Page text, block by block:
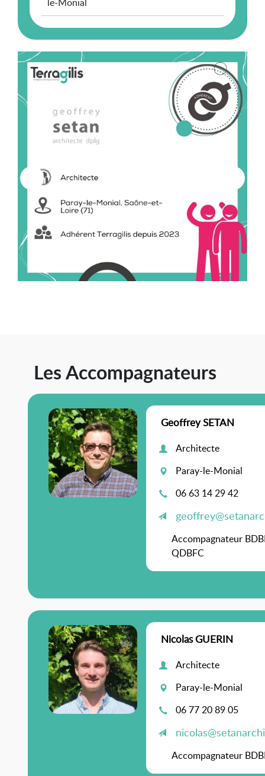
le-Monial
Les Accompagnateurs
Geoffrey SETAN
Architecte
Paray-le-Monial
06 63 14 29 42
Accompagnateur
QDBFC
Nicolas GUERIN
Architecte
Paray-le-Monial
06 77 20 89 05
Accompagnateur